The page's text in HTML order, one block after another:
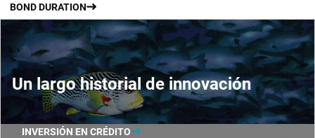
BOND DURATION
Un largo historial de innovación
INVERSIÓN EN CRÉDITO